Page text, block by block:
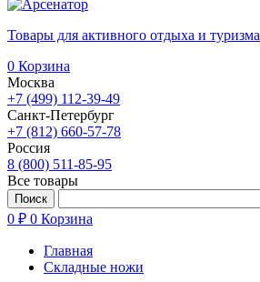
Товары для активного отдыха и туризма
0 Корзина
Москва
+7 (499) 112-39-49
Санкт-Петербург
+7 (812) 660-57-78
Россия
8 (800) 511-85-95
Все товары
0 ₽ 0 Корзина
Главная
Складные ножи